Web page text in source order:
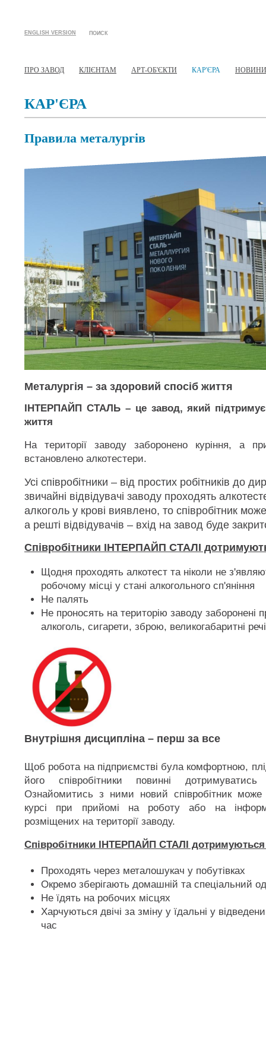
ENGLISH VERSION ПОИСК
ПРО ЗАВОД КЛІЄНТАМ АРТ-ОБ'ЄКТИ КАР'ЄРА НОВИНИ
КАР'ЄРА
Правила металургів
Металургія – за здоровий спосіб життя
ІНТЕРПАЙП СТАЛЬ – це завод, який
життя
На території заводу заборонено куріння, а
встановлено алкотестери.
Усі співробітники – від простих робітників до
звичайні відвідувачі заводу проходять
алкоголь у крові виявлено, то співробітник
а решті відвідувачів – вхід на завод буде
Співробітники ІНТЕРПАЙП СТАЛІ
Щодня проходять алкотест та ніколи не
робочому місці у стані алкогольного сп'яніння
Не палять
Не проносять на територію заводу заборонені
алкоголь, сигарети, зброю, великогабаритні
Внутрішня дисципліна – перш за все
Щоб робота на підприємстві була комфортною,
його співробітники повинні
Ознайомитись з ними новий співробітник може
курсі при прийомі на роботу або на
розміщених на території заводу.
Співробітники ІНТЕРПАЙП СТАЛІ
Проходять через металошукач у побутівках
Окремо зберігають домашній та спеціальний
Не їдять на робочих місцях
Харчуються двічі за зміну у їдальні у
час